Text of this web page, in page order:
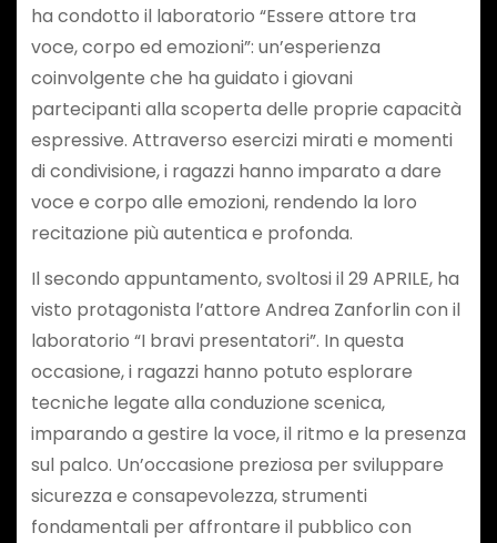
ha condotto il laboratorio “Essere attore tra
voce, corpo ed emozioni”: un’esperienza
coinvolgente che ha guidato i giovani
partecipanti alla scoperta delle proprie capacità
espressive. Attraverso esercizi mirati e momenti
di condivisione, i ragazzi hanno imparato a dare
voce e corpo alle emozioni, rendendo la loro
recitazione più autentica e profonda.
Il secondo appuntamento, svoltosi il 29 APRILE, ha
visto protagonista l’attore Andrea Zanforlin con il
laboratorio “I bravi presentatori”. In questa
occasione, i ragazzi hanno potuto esplorare
tecniche legate alla conduzione scenica,
imparando a gestire la voce, il ritmo e la presenza
sul palco. Un’occasione preziosa per sviluppare
sicurezza e consapevolezza, strumenti
fondamentali per affrontare il pubblico con